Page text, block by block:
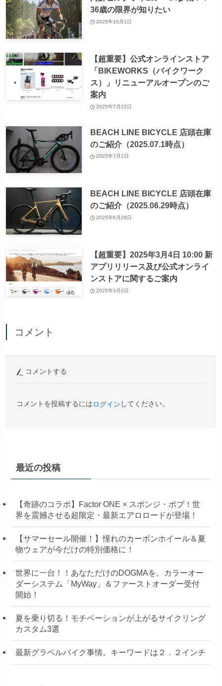
36歳の限界が知りたい
2025年10月1日
【超重要】公式オンラインストア
「BIKEWORKS（バイクワーク
ス）」リニューアルオープンのご
案内
2025年7月22日
BEACH LINE BICYCLE 店頭在庫
のご紹介（2025.07.1時点）
2025年7月1日
BEACH LINE BICYCLE 店頭在庫
のご紹介（2025.06.29時点）
2025年6月29日
【超重要】2025年3月4日 10:00 新
アプリリリース及び公式オンライ
ンストアに関するご案内
2025年3月2日
コメント
コメントする
コメントを投稿するにはログイン してください。
最近の投稿
【奇跡のコラボ】Factor ONE × スポンジ・ボブ！世
界を震撼させる超限定・最新エアロロードが登場！
【サマーセール開催！】憧れのカーボンホイール＆夏
物ウェアが今だけの特別価格に！
世界に一台！！あなただけのDOGMAを。カラーオー
ダーシステム「MyWay」＆ファーストオーダー受付
開始！
夏を乗り切る！モチベーションが上がるサイクリング
カスタム3選
最新グラベルバイク事情。キーワードは２．２インチ